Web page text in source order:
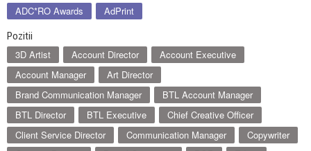
ADC*RO Awards AdPrint
Pozitii
3D Artist Account Director
Account Executive
Account Manager
Art Director
Brand Communication Manager
BTL Account Manager
BTL Director
BTL Executive
Chief Creative Officer
Client Service Director
Communication Manager
Copywriter